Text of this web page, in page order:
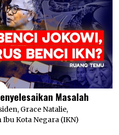
Masalah
Grace Natalie,
Kota Negara (IKN)